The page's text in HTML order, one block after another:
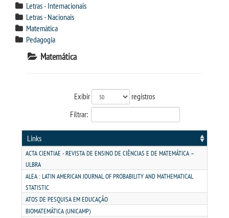
LICENCIATURAS
VESTIBULAR
SEGUNDA GRADUAÇÃO
MATRÍCULA
EDITAL
PUBLICAÇÕES
Letras - Internacionais
Letras - Nacionais
Matemática
Pedagogia
Matemática
Exibir
registros
Filtrar:
Links
ACTA CIENTIAE - REVISTA DE ENSINO DE CIÊNCIAS E DE MATEMÁTICA –
ULBRA
ALEA : LATIN AMERICAN JOURNAL OF PROBABILITY AND MATHEMATICAL
STATISTIC
ATOS DE PESQUISA EM EDUCAÇÃO
BIOMATEMÁTICA (UNICAMP)